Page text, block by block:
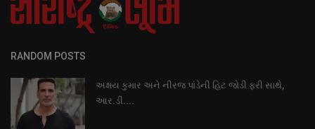
RANDOM POSTS
અક્ષય કુમાર અને નીરજ પાંડેની હિટ જોડી ફરી સાથે,
આર.ડી....